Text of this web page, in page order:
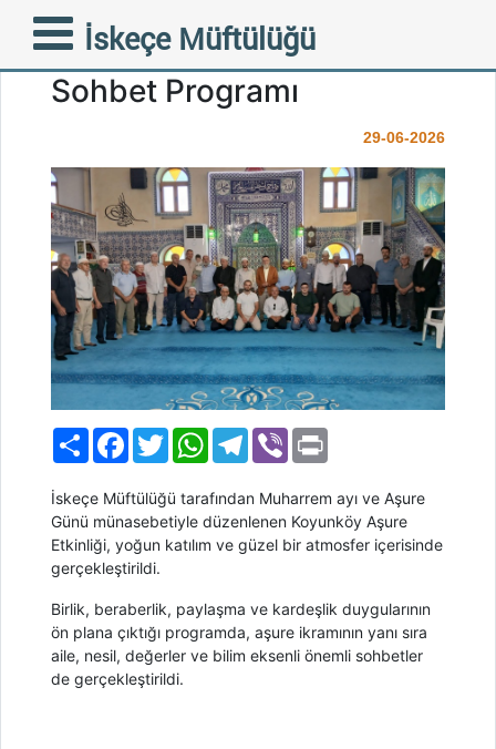
İskeçe Müftülüğü
Koyunköy’de Aşure
Bereketi ve Aile Konulu
Sohbet Programı
29-06-2026
PaylaşFacebook
TwitterWhatsAppTelegram
Viber
İskeçe Müftülüğü tarafından Muharrem ayı ve Aşure
Günü münasebetiyle düzenlenen Koyunköy Aşure
Etkinliği, yoğun katılım ve güzel bir atmosfer içerisinde
gerçekleştirildi.
Birlik, beraberlik, paylaşma ve kardeşlik duygularının
ön plana çıktığı programda, aşure ikramının yanı sıra
aile, nesil, değerler ve bilim eksenli önemli sohbetler
de gerçekleştirildi.